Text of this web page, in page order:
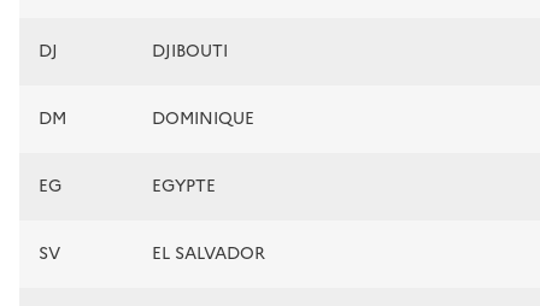
DJ DJIBOUTI
DM DOMINIQUE
EG EGYPTE
SV EL SALVADOR